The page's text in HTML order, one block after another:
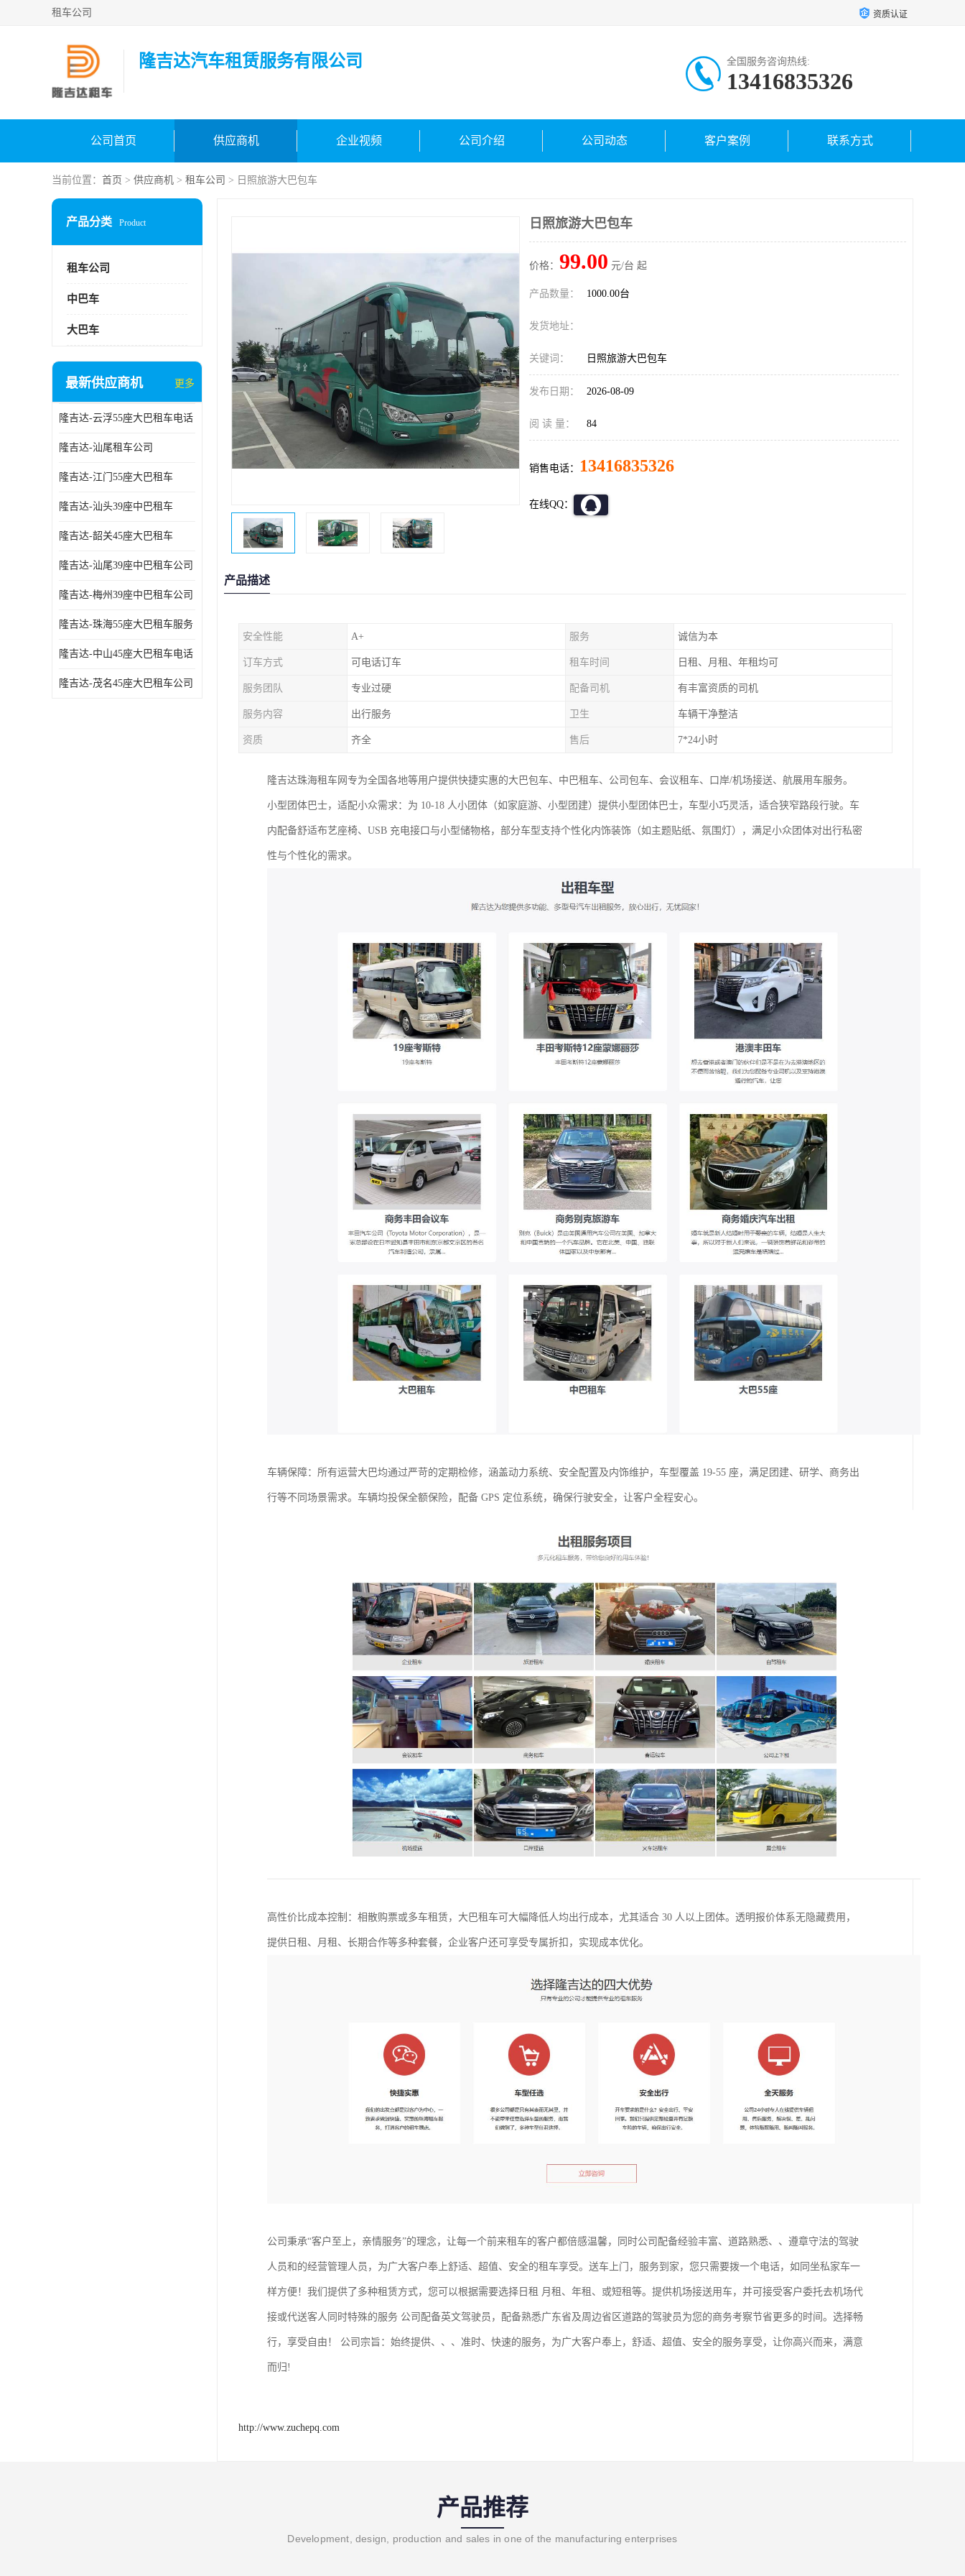
租车公司 资质认证
隆吉达汽车租赁服务有限公司 全国服务咨询热线:
13416835326
公司首页 供应商机 企业视频 公司介绍 公司动态 客户案例 联系方式
当前位置： 首页 > 供应商机 > 租车公司 > 日照旅游大巴包车
产品分类 Product
租车公司
中巴车
大巴车
最新供应商机 更多
隆吉达-云浮55座大巴租车电话
隆吉达-汕尾租车公司
隆吉达-江门55座大巴租车
隆吉达-汕头39座中巴租车
隆吉达-韶关45座大巴租车
隆吉达-汕尾39座中巴租车公司
隆吉达-梅州39座中巴租车公司
隆吉达-珠海55座大巴租车服务
隆吉达-中山45座大巴租车电话
隆吉达-茂名45座大巴租车公司
日照旅游大巴包车
价格： 99.00 元/台 起
产品数量： 1000.00台
发货地址：
关键词： 日照旅游大巴包车
发布日期： 2026-08-09
阅 读 量： 84
销售电话： 13416835326
在线QQ：
产品描述
安全性能 A+ 服务 诚信为本
订车方式 可电话订车 租车时间 日租、月租、年租均可
服务团队 专业过硬 配备司机 有丰富资质的司机
服务内容 出行服务 卫生 车辆干净整洁
资质 齐全 售后 7*24小时
隆吉达珠海租车网专为全国各地等用户提供快捷实惠的大巴包车、中巴租车、公司包车、会议租车、口岸/机场接送、航展用车服务。
小型团体巴士，适配小众需求：为 10-18 人小团体（如家庭游、小型团建）提供小型团体巴士，车型小巧灵活，适合狭窄路段行驶。车
内配备舒适布艺座椅、USB 充电接口与小型储物格，部分车型支持个性化内饰装饰（如主题贴纸、氛围灯），满足小众团体对出行私密
性与个性化的需求。
车辆保障：所有运营大巴均通过严苛的定期检修，涵盖动力系统、安全配置及内饰维护，车型覆盖 19-55 座，满足团建、研学、商务出
行等不同场景需求。车辆均投保全额保险，配备 GPS 定位系统，确保行驶安全，让客户全程安心。
高性价比成本控制：相散购票或多车租赁，大巴租车可大幅降低人均出行成本，尤其适合 30 人以上团体。透明报价体系无隐藏费用，
提供日租、月租、长期合作等多种套餐，企业客户还可享受专属折扣，实现成本优化。
公司秉承“客户至上，亲情服务”的理念，让每一个前来租车的客户都倍感温馨，同时公司配备经验丰富、道路熟悉、、遵章守法的驾驶
人员和的经营管理人员，为广大客户奉上舒适、超值、安全的租车享受。送车上门，服务到家，您只需要拨一个电话，如同坐私家车一
样方便！我们提供了多种租赁方式，您可以根据需要选择日租 月租、年租、或短租等。提供机场接送用车，并可接受客户委托去机场代
接或代送客人同时特殊的服务 公司配备英文驾驶员，配备熟悉广东省及周边省区道路的驾驶员为您的商务考察节省更多的时间。选择畅
行，享受自由！ 公司宗旨：始终提供、、、准时、快速的服务，为广大客户奉上，舒适、超值、安全的服务享受，让你高兴而来，满意
而归!
http://www.zuchepq.com
产品推荐
Development, design, production and sales in one of the manufacturing enterprises